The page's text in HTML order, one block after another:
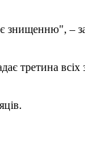
знищенню", –
третина всіх